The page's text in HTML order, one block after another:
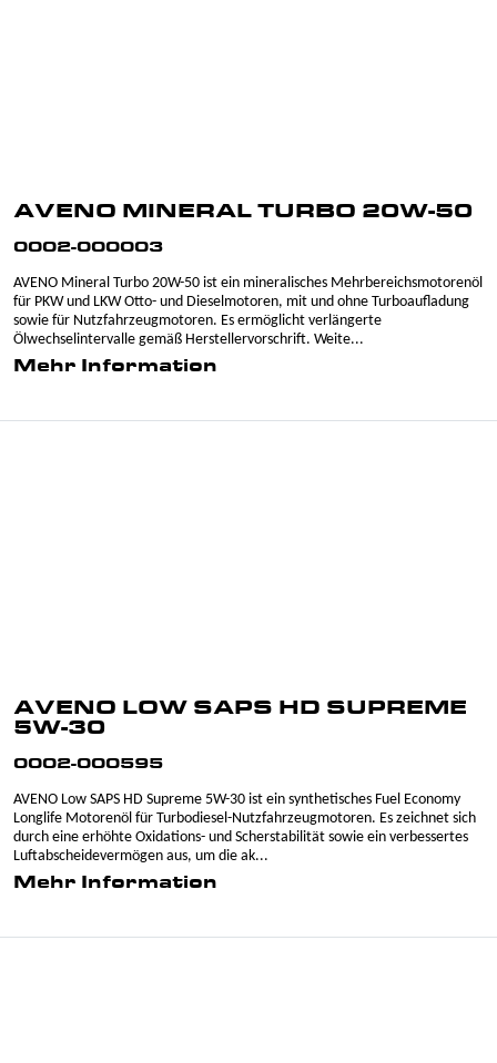
AVENO MINERAL TURBO 20W-50
0002-000003
AVENO Mineral Turbo 20W-50 ist ein mineralisches Mehrbereichsmotorenöl
für PKW und LKW Otto- und Dieselmotoren, mit und ohne Turboaufladung
sowie für Nutzfahrzeugmotoren. Es ermöglicht verlängerte
Ölwechselintervalle gemäß Herstellervorschrift. Weite...
Mehr Information
AVENO LOW SAPS HD SUPREME
5W-30
0002-000595
AVENO Low SAPS HD Supreme 5W-30 ist ein synthetisches Fuel Economy
Longlife Motorenöl für Turbodiesel-Nutzfahrzeugmotoren. Es zeichnet sich
durch eine erhöhte Oxidations- und Scherstabilität sowie ein verbessertes
Luftabscheidevermögen aus, um die ak...
Mehr Information